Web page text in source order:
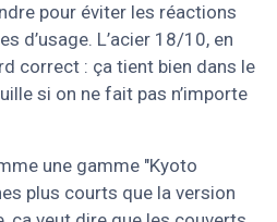
pour éviter les réactions
d’usage. L’acier 18/10, en
correct : ça tient bien dans le
si on ne fait pas n’importe
une gamme "Kyoto
plus courts que la version